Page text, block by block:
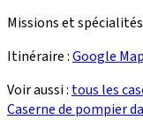
Missions et
Itinéraire :Google
Voir aussi : tous les
Caserne de pompier